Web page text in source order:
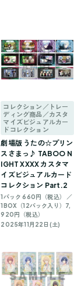
コレクション／トレー
ディング商品／カスタ
マイズビジュアルカー
ドコレクション
劇場版 うたの☆プリン
スさまっ♪ TABOO N
IGHT XXXX カスタマ
イズビジュアルカード
コレクション Part.2
1パック 660円（税込） ／
1BOX（12パック入り）7,
920円（税込）
2025年11月22日(土)